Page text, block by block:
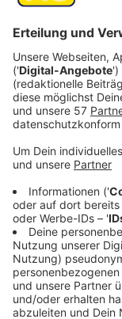
Veröffentlicht:
Anzeige
Wenn man in der
möchte, geht
Menschen
Einsatz lohnt.
Auftrag der
wurden mehr als
und 30 Jahren
Fünfte glaubt
sich persönlich